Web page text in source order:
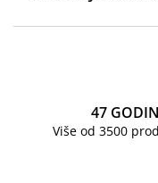
47
Više od 3500